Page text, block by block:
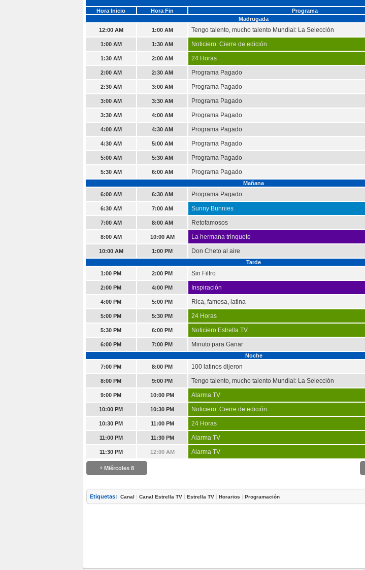
Hora Inicio Hora Fin
Programa
Madrugada
12:00 AM
1:00 AM Tengo talento, mucho talento Mundial: La Selección
1:00 AM 1:30 AM Noticiero: Cierre de edición
1:30 AM 2:00 AM 24 Horas
2:00 AM 2:30 AM Programa Pagado
2:30 AM 3:00 AM Programa Pagado
3:00 AM 3:30 AM Programa Pagado
3:30 AM 4:00 AM Programa Pagado
4:00 AM 4:30 AM Programa Pagado
4:30 AM 5:00 AM Programa Pagado
5:00 AM 5:30 AM Programa Pagado
5:30 AM 6:00 AM Programa Pagado
Mañana
6:00 AM
6:30 AM Programa Pagado
6:30 AM 7:00 AM Sunny Bunnies
7:00 AM 8:00 AM Retofamosos
8:00 AM 10:00 AM La hermana trinquete
10:00 AM 1:00 PM Don Cheto al aire
Tarde
1:00 PM
2:00 PM Sin Filtro
2:00 PM 4:00 PM Inspiración
4:00 PM 5:00 PM Rica, famosa, latina
5:00 PM 5:30 PM 24 Horas
5:30 PM 6:00 PM Noticiero Estrella TV
6:00 PM 7:00 PM Minuto para Ganar
Noche
7:00 PM
8:00 PM 100 latinos dijeron
8:00 PM 9:00 PM Tengo talento, mucho talento Mundial: La Selección
9:00 PM 10:00 PM Alarma TV
10:00 PM 10:30 PM Noticiero: Cierre de edición
10:30 PM 11:00 PM 24 Horas
11:00 PM 11:30 PM Alarma TV
11:30 PM 12:00 AM Alarma TV
‹ Miércoles 8
Etiquetas: Canal | Canal Estrella TV | Estrella TV | Horarios | Programación